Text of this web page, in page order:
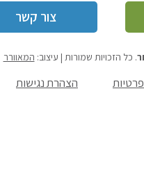
צור קשר
. כל הזכויות שמורות | עיצוב: המאוורר
פרטיות הצהרת נגישות